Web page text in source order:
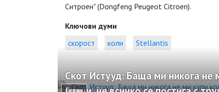
Ситроен" (Dongfeng Peugeot Citroen).
Ключови думи
скорост
коли Stellantis
Екран
Скот Истууд: Баща ми никога не